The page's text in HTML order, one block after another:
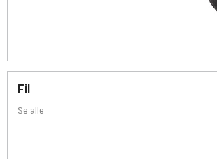
Fil
Se alle